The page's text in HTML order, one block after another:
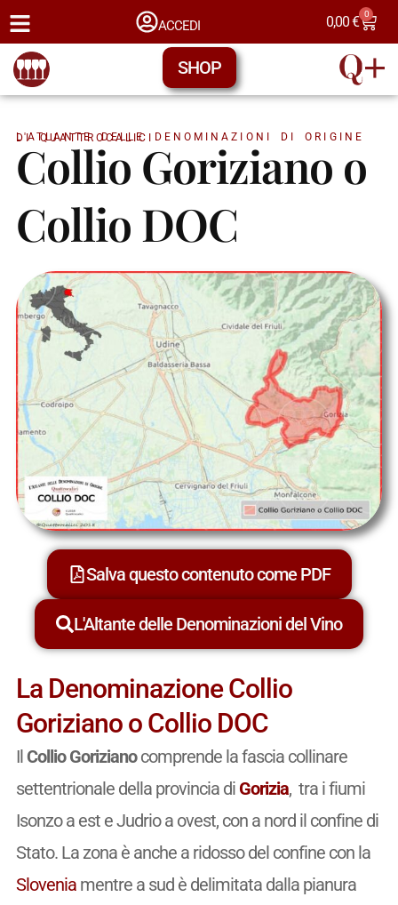
ACCEDI 0,00€ 0
SHOP
L'ATLANTE DELLE DENOMINAZIONI DI ORIGINE DI QUATTROCALICI
Collio Goriziano o
Collio DOC
Salva questo contenuto come PDF
L'Altante delle Denominazioni del Vino
La Denominazione Collio
Goriziano o Collio DOC
Il Collio Gorizianocomprende la fascia collinare
settentrionale della provincia di Gorizia, tra i fiumi
Isonzo a est e Judrio a ovest, con a nord il confine di
Stato. La zona è anche a ridosso del confine con la
Sloveniamentre a sud è delimitata dalla pianura